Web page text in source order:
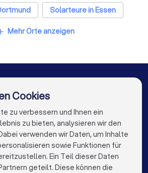
Solarteure in Essen
Solarteure in Nürnberg
Solarteure in Wuppertal
Solarteure in Bonn
in Münster
Mehr Orte anzeigen
für Sie
Cookies
zu verbessern und Ihnen ein
zu bieten, analysieren wir den
verwenden wir Daten, um Inhalte
sowie Funktionen für
Ein Teil dieser Daten
geteilt. Diese können die